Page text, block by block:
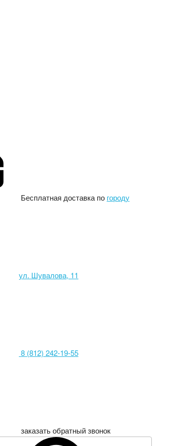
Бесплатная доставка по городу
ул. Шувалова, 11
8 (812) 242-19-55
заказать обратный звонок